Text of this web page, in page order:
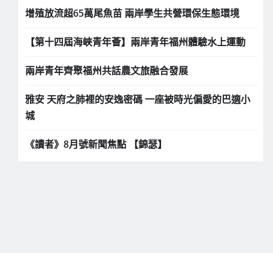
增殖放流超65萬尾魚苗 兩岸學生共營環保生態環境
【第十四屆海峽青年薈】兩岸青年福州體驗水上運動
兩岸青年齊聚福州共話農文旅融合發展
雅安 天府之肺裡的安逸密碼 一座被時光偏愛的巴適小
城
《讀者》8月號新聞焦點 【錦瑟】